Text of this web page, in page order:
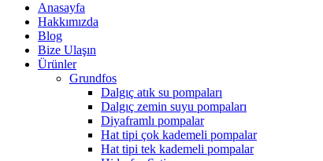
Anasayfa
Hakkımızda
Blog
Bize Ulaşın
Ürünler
Grundfos
Dalgıç atık su pompaları
Dalgıç zemin suyu pompaları
Diyaframlı pompalar
Hat tipi çok kademeli pompalar
Hat tipi tek kademeli pompalar